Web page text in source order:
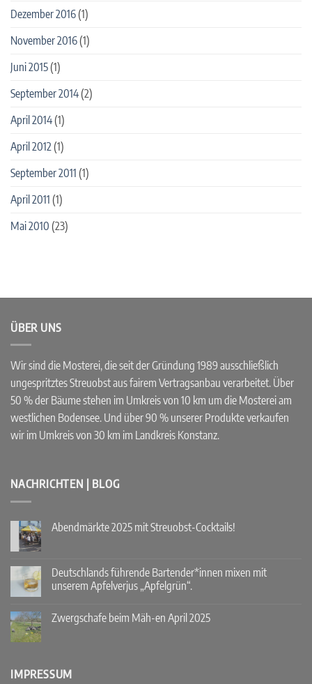
Dezember 2016(1)
November 2016(1)
Juni 2015(1)
September 2014(2)
April 2014(1)
April 2012 (1)
September 2011 (1)
April 2011 (1)
Mai 2010 (23)
ÜBER UNS
Wir sind die Mosterei, die seit der Gründung 1989 ausschließlich
ungespritztes Streuobst aus fairem Vertragsanbau verarbeitet. Über
50 % der Bäume stehen im Umkreis von 10 km um die Mosterei am
westlichen Bodensee. Und über 90 % unserer Produkte verkaufen
wir im Umkreis von 30 km im Landkreis Konstanz.
NACHRICHTEN | BLOG
Abendmärkte 2025 mit Streuobst-Cocktails!
Abendmärkte
2025
mit
Deutschlands führende Bartender*innen mixen mit
unserem Apfelverjus „Apfelgrün“.
zu
Deutschlands
unserem
Apfelverjus
Zwergschafe beim Mäh-en April 2025
beim
Mäh-
IMPRESSUM